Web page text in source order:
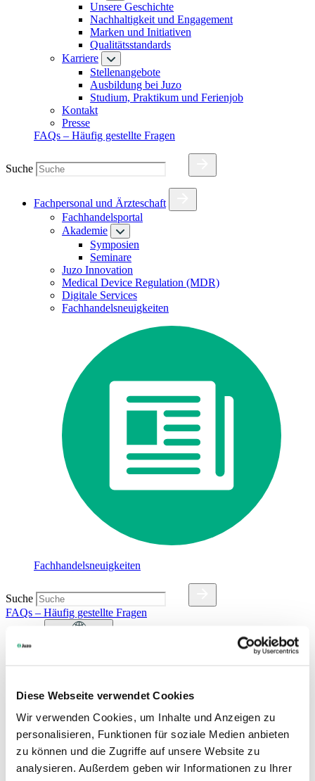
Diese Webseite verwendet Cookies
Wir verwenden Cookies, um Inhalte und Anzeigen zu
personalisieren, Funktionen für soziale Medien anbieten
zu können und die Zugriffe auf unsere Website zu
analysieren. Außerdem geben wir Informationen zu Ihrer
Unsere Geschichte
Nachhaltigkeit und Engagement
Marken und Initiativen
Qualitätsstandards
Karriere
Stellenangebote
Ausbildung bei Juzo
Studium, Praktikum und Ferienjob
Kontakt
Presse
FAQs – Häufig gestellte Fragen
Suche
Fachpersonal und Ärzteschaft
Fachhandelsportal
Akademie
Symposien
Seminare
Juzo Innovation
Medical Device Regulation (MDR)
Digitale Services
Fachhandelsneuigkeiten
Fachhandelsneuigkeiten
Suche
FAQs – Häufig gestellte Fragen
Dansk
Español
Français
Français (Belgique)
Nederlands